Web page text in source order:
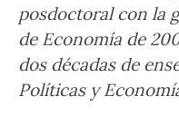
posdoctoral con la
de Economía de
dos décadas de
Políticas y